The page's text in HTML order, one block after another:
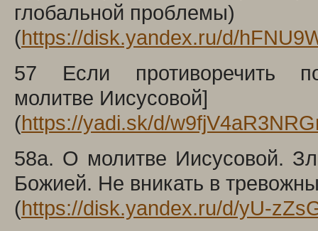
глобальной проблемы)
(https://disk.yandex.ru/d/
57 Если противоречить
молитве Иисусовой]
(https://yadi.sk/d/
58a. О молитве Иисусовой.
Божией. Не вникать в
(https://disk.yandex.ru/d/yU-